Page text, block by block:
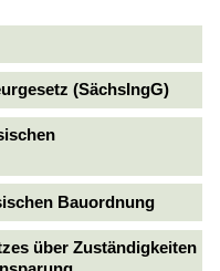
(SächsIngG)
Bauordnung
über Zuständigkeiten